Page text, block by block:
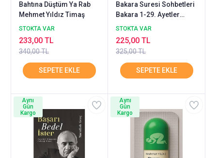
Bahtına Düştüm Ya Rab
Mehmet Yıldız Timaş
STOKTA VAR
340,00 TL
233,00 TL
Bakara Suresi Sohbetleri
Bakara 1-29. Ayetler
Nouman Ali Khan
STOKTA VAR
325,00 TL
225,00 TL
Aynı
Gün
Kargo
Aynı
Gün
Kargo